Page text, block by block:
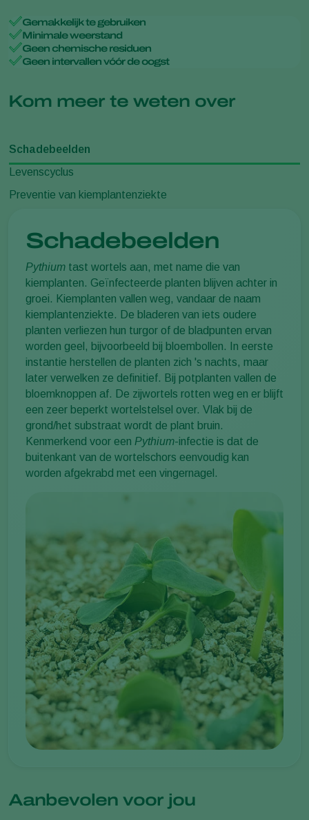
Gemakkelijk te gebruiken
Minimale weerstand
Geen chemische residuen
Geen intervallen vóór de oogst
Kom meer te weten over
Schadebeelden
Levenscyclus
Preventie van kiemplantenziekte
Schadebeelden
Pythium tast wortels aan, met name die van
kiemplanten. Geïnfecteerde planten blijven achter in
groei. Kiemplanten vallen weg, vandaar de naam
kiemplantenziekte. De bladeren van iets oudere
planten verliezen hun turgor of de bladpunten ervan
worden geel, bijvoorbeeld bij bloembollen. In eerste
instantie herstellen de planten zich 's nachts, maar
later verwelken ze definitief. Bij potplanten vallen de
bloemknoppen af. De zijwortels rotten weg en er blijft
een zeer beperkt wortelstelsel over. Vlak bij de
grond/het substraat wordt de plant bruin.
Kenmerkend voor een Pythium-infectie is dat de
buitenkant van de wortelschors eenvoudig kan
worden afgekrabd met een vingernagel.
Aanbevolen voor jou